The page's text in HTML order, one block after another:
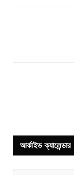
আর্কাইভ ক্যালেন্ডার